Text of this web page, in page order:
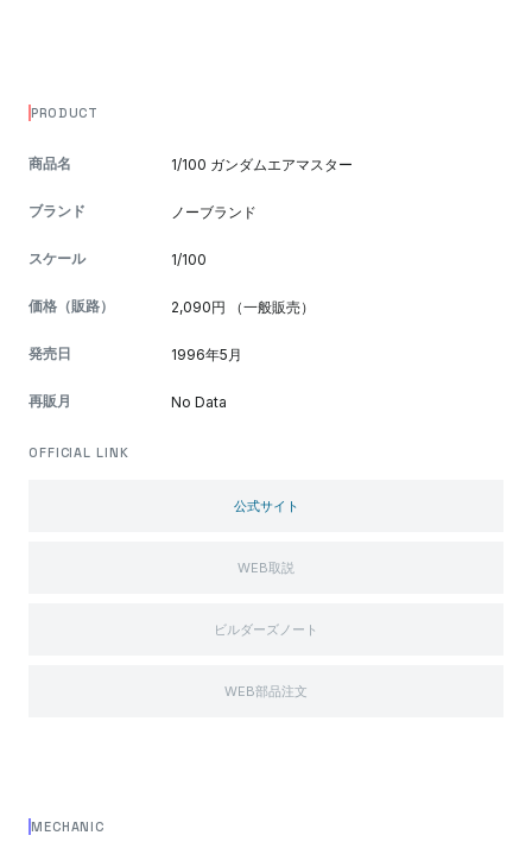
PRODUCT
商品名 1/100 ガンダムエアマスター
ブランド ノーブランド
スケール 1/100
価格（販路） 2,090円 （一般販売）
発売日 1996年5月
再販月 No Data
OFFICIAL LINK
公式サイト
WEB取説
ビルダーズノート
WEB部品注文
MECHANIC